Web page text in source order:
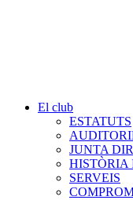
El club
ESTATUTS
JUNTA
HISTÒRIA
SERVEIS